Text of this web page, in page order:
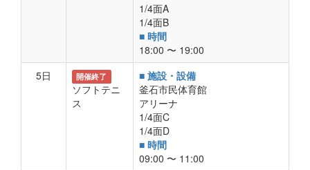
1/4面A
1/4面B
■ 時間
18:00 〜 19:00
5日
開催終了
ソフトテニ
ス
■ 施設・設備
釜石市民体育館
アリーナ
1/4面C
1/4面D
■ 時間
09:00 〜 11:00